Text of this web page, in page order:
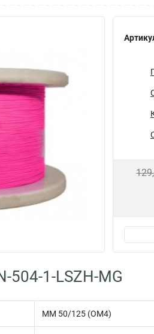
504-1-LSZH-MG
MM 50/125 (OM4)